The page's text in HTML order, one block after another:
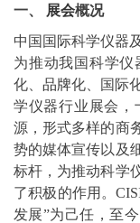
一、 展会概况
中国国际科学仪器
为推动我国科学仪
化、 品牌化、国际
学仪器行业展会，
源，形式多样的商
势的媒体宣传以及
标杆，为推动科学
了积极的作用。
发展”为己任，至